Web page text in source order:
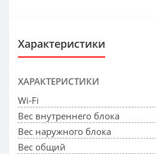
Характеристики
ХАРАКТЕРИСТИКИ
Wi-Fi
Вес внутреннего блока
Вес наружного блока
Вес общий